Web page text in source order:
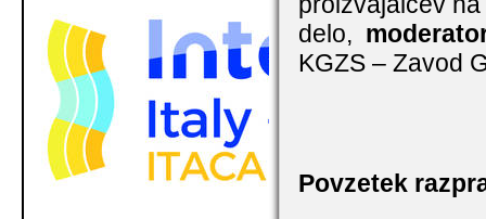
delo,
KGZS – Zavod
Povzetek